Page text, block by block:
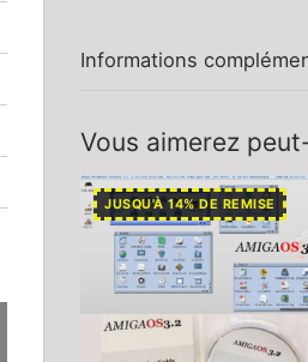
Informations
Vous aimerez
JUSQU'À 14% DE REMISE